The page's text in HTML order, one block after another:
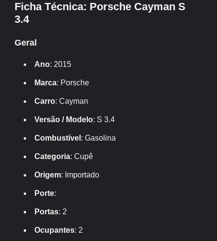
Ficha Técnica: Porsche Cayman S
3.4
Geral
Ano: 2015
Marca: Porsche
Carro: Cayman
Versão / Modelo: S 3.4
Combustível : Gasolina
Categoria: Cupê
Origem: Importado
Porte:
Portas: 2
Ocupantes: 2